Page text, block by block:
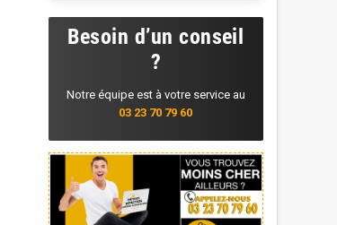
Besoin d’un conseil
?
Notre équipe est à votre service au
03 23 70 79 60